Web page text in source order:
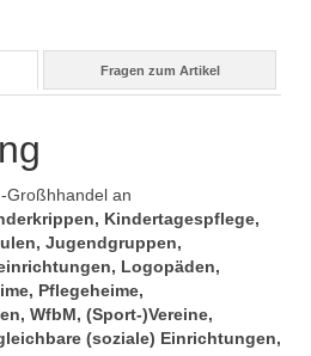
Fragen zum Artikel
Großhhandel an
Kindertagespflege,
Jugendgruppen,
Logopäden,
Pflegeheime,
WfbM, (Sport-)Vereine,
(soziale) Einrichtungen,